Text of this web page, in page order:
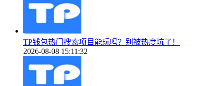
TP钱包热门搜索项目能玩吗？别被热度坑了！
2026-08-08 15:11:32